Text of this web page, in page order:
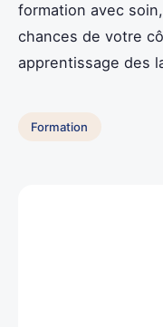
formation avec
chances de votre
apprentissage des
Formation